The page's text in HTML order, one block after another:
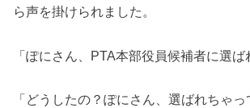
ら声を掛けられました。
「ぽにさん、PTA本部役員候補者に選ば
「どうしたの？ぽにさん、選ばれちゃっ